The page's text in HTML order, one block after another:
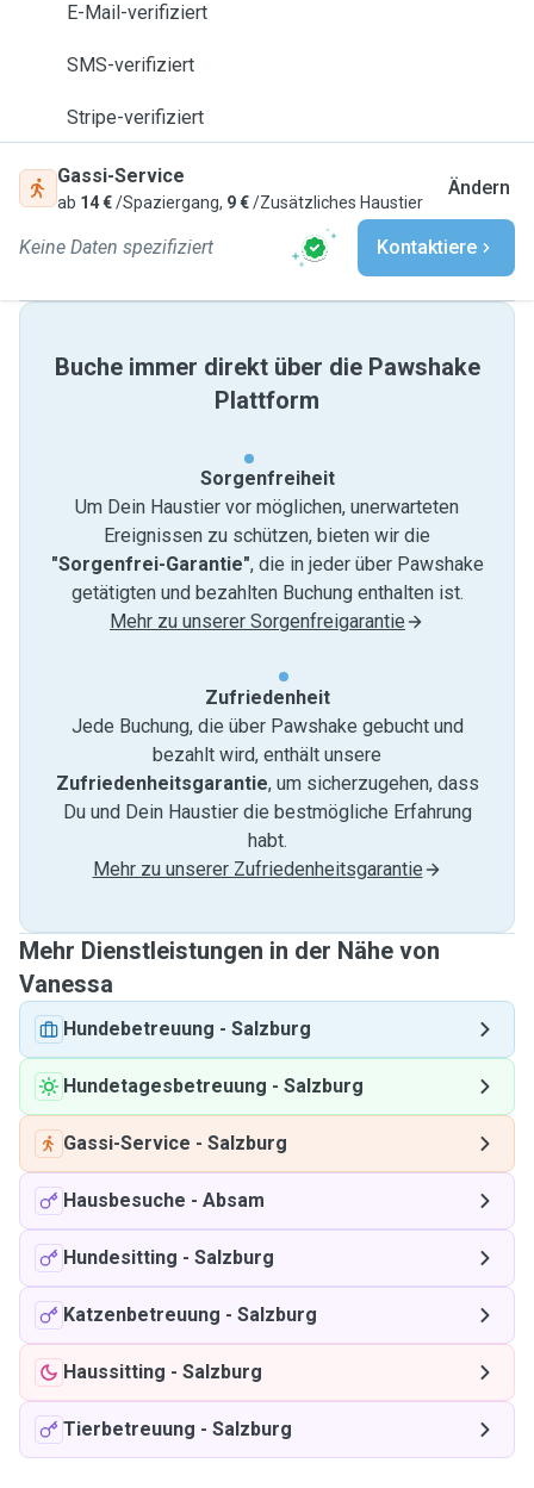
E-Mail-verifiziert
SMS-verifiziert
Stripe-verifiziert
Gassi-Service
ab 14 €/Spaziergang, 9 €/Zusätzliches Haustier
Ändern
Keine Daten spezifiziert Kontaktiere
Buche immer direkt über die Pawshake
Plattform
Sorgenfreiheit
Um Dein Haustier vor möglichen, unerwarteten
Ereignissen zu schützen, bieten wir die
"Sorgenfrei-Garantie", die in jeder über Pawshake
getätigten und bezahlten Buchung enthalten ist.
Mehr zu unserer Sorgenfreigarantie
Zufriedenheit
Jede Buchung, die über Pawshake gebucht und
bezahlt wird, enthält unsere
Zufriedenheitsgarantie, um sicherzugehen, dass
Du und Dein Haustier die bestmögliche Erfahrung
habt.
Mehr zu unserer Zufriedenheitsgarantie
Mehr Dienstleistungen in der Nähe von
Vanessa
Hundebetreuung - Salzburg
Hundetagesbetreuung - Salzburg
Gassi-Service - Salzburg
Hausbesuche - Absam
Hundesitting - Salzburg
Katzenbetreuung - Salzburg
Haussitting - Salzburg
Tierbetreuung - Salzburg